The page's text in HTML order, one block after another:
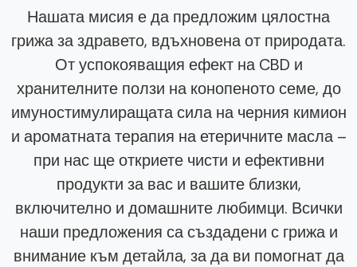
Нашата мисия е да предложим цялостна
грижа за здравето, вдъхновена от природата.
От успокояващия ефект на CBD и
хранителните ползи на конопеното семе, до
имуностимулиращата сила на черния кимион
и ароматната терапия на етеричните масла –
при нас ще откриете чисти и ефективни
продукти за вас и вашите близки,
включително и домашните любимци. Всички
наши предложения са създадени с грижа и
внимание към детайла, за да ви помогнат да